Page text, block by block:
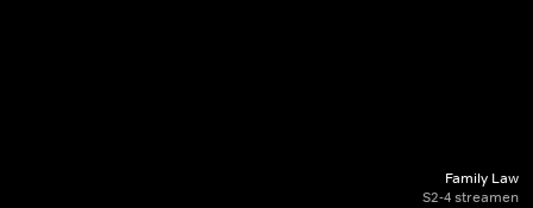
Family Law
S2-4 streamen